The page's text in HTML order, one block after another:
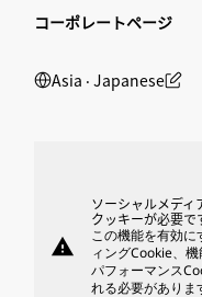
コーポレートページ
Asia ‧ Japanese
warning
ソーシャルメディ
クッキーが必要で
この機能を有効に
ィングCookie、
パフォーマンス
れる必要がありま